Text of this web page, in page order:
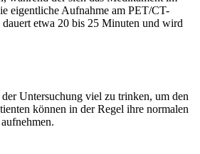
eigentliche Aufnahme am PET/CT-
etwa 20 bis 25 Minuten und wird
Untersuchung viel zu trinken, um den
können in der Regel ihre normalen